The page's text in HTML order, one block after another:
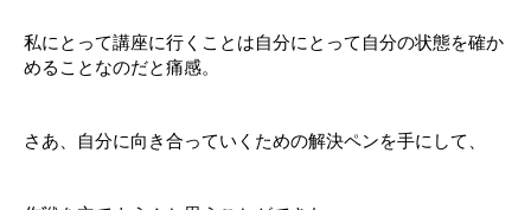
私にとって講座に行くことは自分にとって自分の状態を確か
めることなのだと痛感。
さあ、自分に向き合っていくための解決ペンを手にして、